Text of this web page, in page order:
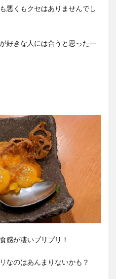
悪くもクセはありませんでし
好きな人には合うと思った一
感が凄いプリプリ！
なのはあんまりないかも？